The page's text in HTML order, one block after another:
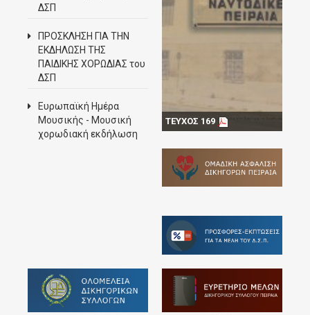
ΔΣΠ
ΠΡΟΣΚΛΗΣΗ ΓΙΑ ΤΗΝ
ΕΚΔΗΛΩΣΗ ΤΗΣ
ΠΑΙΔΙΚΗΣ ΧΟΡΩΔΙΑΣ του
ΔΣΠ
Ευρωπαϊκή Ημέρα
Μουσικής - Mουσική
χορωδιακή εκδήλωση
ΤΕΥΧΟΣ 169